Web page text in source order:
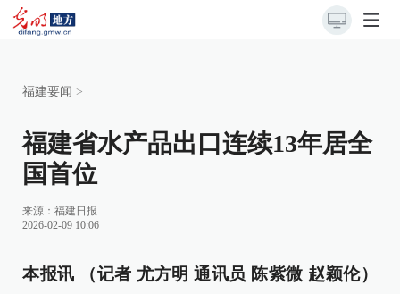
福建要闻 >
福建省水产品出口连续13年居全
国首位
来源： 福建日报
2026-02-09 10:06
本报讯 （记者 尤方明 通讯员 陈紫微 赵颖伦）